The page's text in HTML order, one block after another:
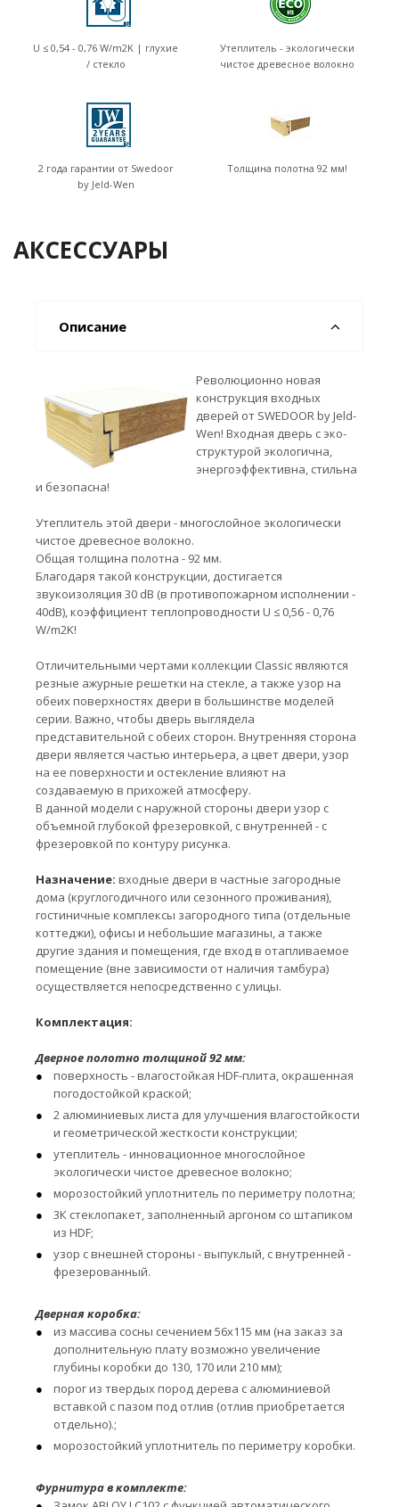
U ≤ 0,54 - 0,76 W/m2K | глухие
/ стекло
Утеплитель - экологически
чистое древесное волокно
2 года гарантии от Swedoor
by Jeld-Wen
Толщина полотна 92 мм!
АКСЕССУАРЫ
Описание
Революционно новая
конструкция входных
дверей от SWEDOOR by Jeld-
Wen! Входная дверь с эко-
структурой экологична,
энергоэффективна, стильна
и безопасна!
Утеплитель этой двери - многослойное экологически
чистое древесное волокно.
Общая толщина полотна - 92 мм.
Благодаря такой конструкции, достигается
звукоизоляция 30 dB (в противопожарном исполнении -
40dB), коэффициент теплопроводности U ≤ 0,56 - 0,76
W/m2K!
Отличительными чертами коллекции Classic являются
резные ажурные решетки на стекле, а также узор на
обеих поверхностях двери в большинстве моделей
серии. Важно, чтобы дверь выглядела
представительной с обеих сторон. Внутренняя сторона
двери является частью интерьера, а цвет двери, узор
на ее поверхности и остекление влияют на
создаваемую в прихожей атмосферу.
В данной модели с наружной стороны двери узор с
объемной глубокой фрезеровкой, с внутренней - с
фрезеровкой по контуру рисунка.
Назначение: входные двери в частные загородные
дома (круглогодичного или сезонного проживания),
гостиничные комплексы загородного типа (отдельные
коттеджи), офисы и небольшие магазины, а также
другие здания и помещения, где вход в отапливаемое
помещение (вне зависимости от наличия тамбура)
осуществляется непосредственно с улицы.
Комплектация:
Дверное полотно толщиной 92 мм:
поверхность - влагостойкая HDF-плита, окрашенная
погодостойкой краской;
2 алюминиевых листа для улучшения влагостойкости
и геометрической жесткости конструкции;
утеплитель - инновационное многослойное
экологически чистое древесное волокно;
морозостойкий уплотнитель по периметру полотна;
3К стеклопакет, заполненный аргоном со штапиком
из HDF;
узор с внешней стороны - выпуклый, с внутренней -
фрезерованный.
Дверная коробка:
из массива сосны сечением 56х115 мм (на заказ за
дополнительную плату возможно увеличение
глубины коробки до 130, 170 или 210 мм);
порог из твердых пород дерева с алюминиевой
вставкой с пазом под отлив (отлив приобретается
отдельно).;
морозостойкий уплотнитель по периметру коробки.
Фурнитура в комплекте: